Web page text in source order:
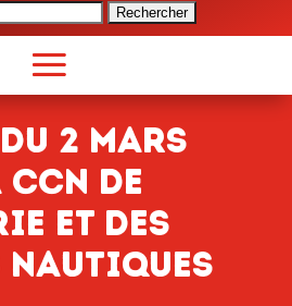
2 mars
de
et des
nautiques